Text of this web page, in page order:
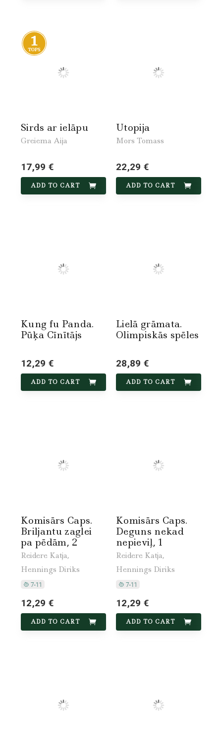
Sirds ar ielāpu
Greiema Aija
17,99 €
ADD TO CART
Utopija
Mors Tomass
22,29 €
ADD TO CART
Kung fu Panda.
Pūķa Cīnītājs
12,29 €
ADD TO CART
Lielā grāmata.
Olimpiskās spēles
28,89 €
ADD TO CART
Komisārs Caps.
Briljantu zaglei
pa pēdām, 2
Reidere Katja,
Hennings Diriks
12,29 €
ADD TO CART
Komisārs Caps.
Deguns nekad
nepieviļ, 1
Reidere Katja,
Hennings Diriks
12,29 €
ADD TO CART